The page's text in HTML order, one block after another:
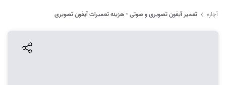
آچاره تعمیر آیفون تصویری و صوتی - هزینه تعمیرات آیفون تصویری